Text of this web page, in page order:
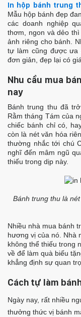
In hộp bánh trung
Mẫu hộp bánh đẹp
các doanh nghiệp
thơm, ngon và dẻo
ảnh riêng cho bánh.
tự làm cũng được ưa
đơn giản, đẹp lại có
Nhu cầu mua
nay
Bánh trung thu đã
Rằm tháng Tám của
chiếc bánh chỉ có,
còn là nét văn hóa
thường nhắc tới chú
nghĩ đến mâm ngũ
thiếu trong dịp này.
Bánh trung thu là
Nhiều nhà mua bánh
hương vị của nó. Nhà
không thể thiếu trong
về để làm quà biếu
khẳng định sự quan
Cách tự làm
Ngày nay, rất nhiều
thưởng thức vị bánh